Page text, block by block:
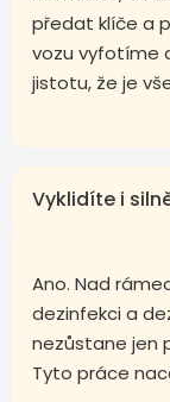
předat klíče a
vozu vyfotíme
jistotu, že je
Vyklidíte i
Ano. Nad
dezinfekci a
nezůstane jen
Tyto práce